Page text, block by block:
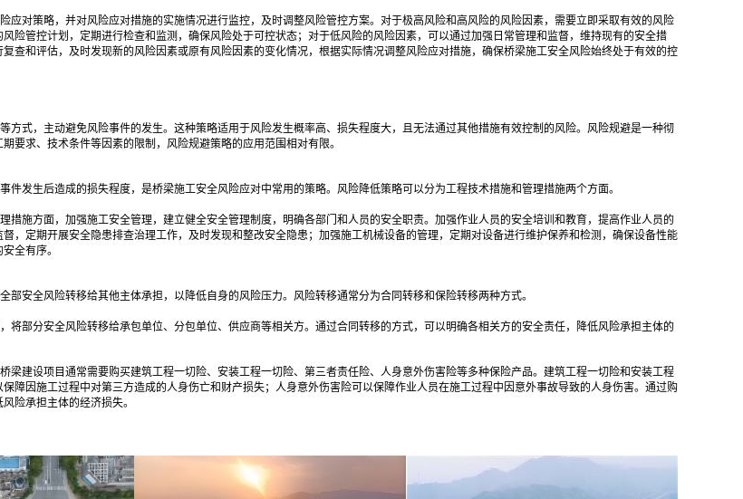
应对策略，并对风险应对措施的实施情况进行监控，及时调整风险管控方案。对于极高风险和高风险的风险因素，需要立即采取有效的风险
险管控计划，定期进行检查和监测，确保风险处于可控状态；对于低风险的风险因素，可以通过加强日常管理和监督，维持现有的安全措
查和评估，及时发现新的风险因素或原有风险因素的变化情况，根据实际情况调整风险应对措施，确保桥梁施工安全风险始终处于有效的控
方式，主动避免风险事件的发生。这种策略适用于风险发生概率高、损失程度大，且无法通过其他措施有效控制的风险。风险规避是一种彻
要求、技术条件等因素的限制，风险规避策略的应用范围相对有限。
发生后造成的损失程度，是桥梁施工安全风险应对中常用的策略。风险降低策略可以分为工程技术措施和管理措施两个方面。
施方面，加强施工安全管理，建立健全安全管理制度，明确各部门和人员的安全职责。加强作业人员的安全培训和教育，提高作业人员的
，定期开展安全隐患排查治理工作，及时发现和整改安全隐患；加强施工机械设备的管理，定期对设备进行维护保养和检测，确保设备性能
全有序。
安全风险转移给其他主体承担，以降低自身的风险压力。风险转移通常分为合同转移和保险转移两种方式。
部分安全风险转移给承包单位、分包单位、供应商等相关方。通过合同转移的方式，可以明确各相关方的安全责任，降低风险承担主体的
建设项目通常需要购买建筑工程一切险、安装工程一切险、第三者责任险、人身意外伤害险等多种保险产品。建筑工程一切险和安装工程
障因施工过程中对第三方造成的人身伤亡和财产损失；人身意外伤害险可以保障作业人员在施工过程中因意外事故导致的人身伤害。通过购
险承担主体的经济损失。